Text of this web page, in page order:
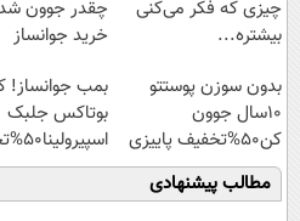
چیزی که فکر می‌کنی
بیشتره...
چقدر جوون
خرید جوانساز
ویژه
بدون سوزن پوستتو
10سال جوون
کن50%تخفیف پاییزی
بمب جوانساز!
بوتاکس جلبک
اسپیرولینا50%تخفیف
مطالب پیشنهادی